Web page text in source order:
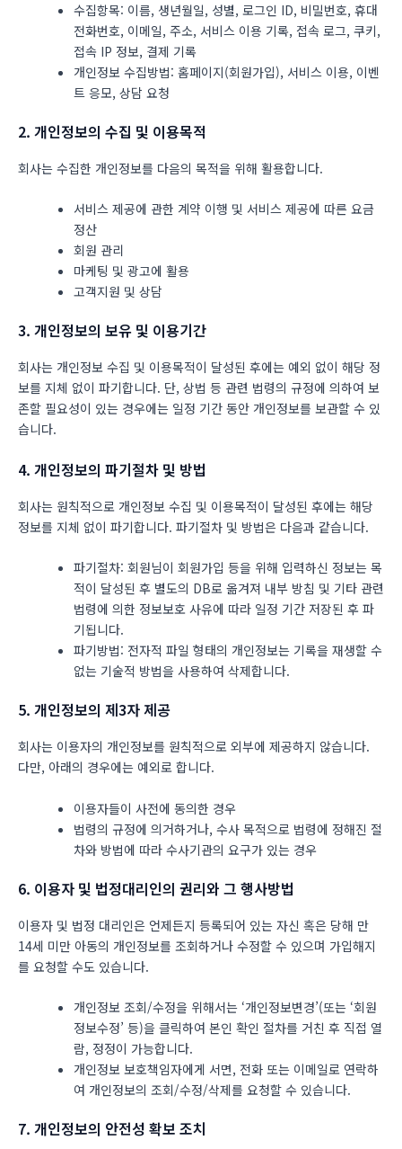
수집항목: 이름, 생년월일, 성별, 로그인 ID, 비밀번호, 휴대
전화번호, 이메일, 주소, 서비스 이용 기록, 접속 로그, 쿠키,
접속 IP 정보, 결제 기록
개인정보 수집방법: 홈페이지(회원가입), 서비스 이용, 이벤
트 응모, 상담 요청
2. 개인정보의 수집 및 이용목적
회사는 수집한 개인정보를 다음의 목적을 위해 활용합니다.
서비스 제공에 관한 계약 이행 및 서비스 제공에 따른 요금
정산
회원 관리
마케팅 및 광고에 활용
고객지원 및 상담
3. 개인정보의 보유 및 이용기간
회사는 개인정보 수집 및 이용목적이 달성된 후에는 예외 없이 해당 정
보를 지체 없이 파기합니다. 단, 상법 등 관련 법령의 규정에 의하여 보
존할 필요성이 있는 경우에는 일정 기간 동안 개인정보를 보관할 수 있
습니다.
4. 개인정보의 파기절차 및 방법
회사는 원칙적으로 개인정보 수집 및 이용목적이 달성된 후에는 해당
정보를 지체 없이 파기합니다. 파기절차 및 방법은 다음과 같습니다.
파기절차: 회원님이 회원가입 등을 위해 입력하신 정보는 목
적이 달성된 후 별도의 DB로 옮겨져 내부 방침 및 기타 관련
법령에 의한 정보보호 사유에 따라 일정 기간 저장된 후 파
기됩니다.
파기방법: 전자적 파일 형태의 개인정보는 기록을 재생할 수
없는 기술적 방법을 사용하여 삭제합니다.
5. 개인정보의 제3자 제공
회사는 이용자의 개인정보를 원칙적으로 외부에 제공하지 않습니다.
다만, 아래의 경우에는 예외로 합니다.
이용자들이 사전에 동의한 경우
법령의 규정에 의거하거나, 수사 목적으로 법령에 정해진 절
차와 방법에 따라 수사기관의 요구가 있는 경우
6. 이용자 및 법정대리인의 권리와 그 행사방법
이용자 및 법정 대리인은 언제든지 등록되어 있는 자신 혹은 당해 만
14세 미만 아동의 개인정보를 조회하거나 수정할 수 있으며 가입해지
를 요청할 수도 있습니다.
개인정보 조회/수정을 위해서는 ‘개인정보변경’(또는 ‘회원
정보수정’ 등)을 클릭하여 본인 확인 절차를 거친 후 직접 열
람, 정정이 가능합니다.
개인정보 보호책임자에게 서면, 전화 또는 이메일로 연락하
여 개인정보의 조회/수정/삭제를 요청할 수 있습니다.
7. 개인정보의 안전성 확보 조치